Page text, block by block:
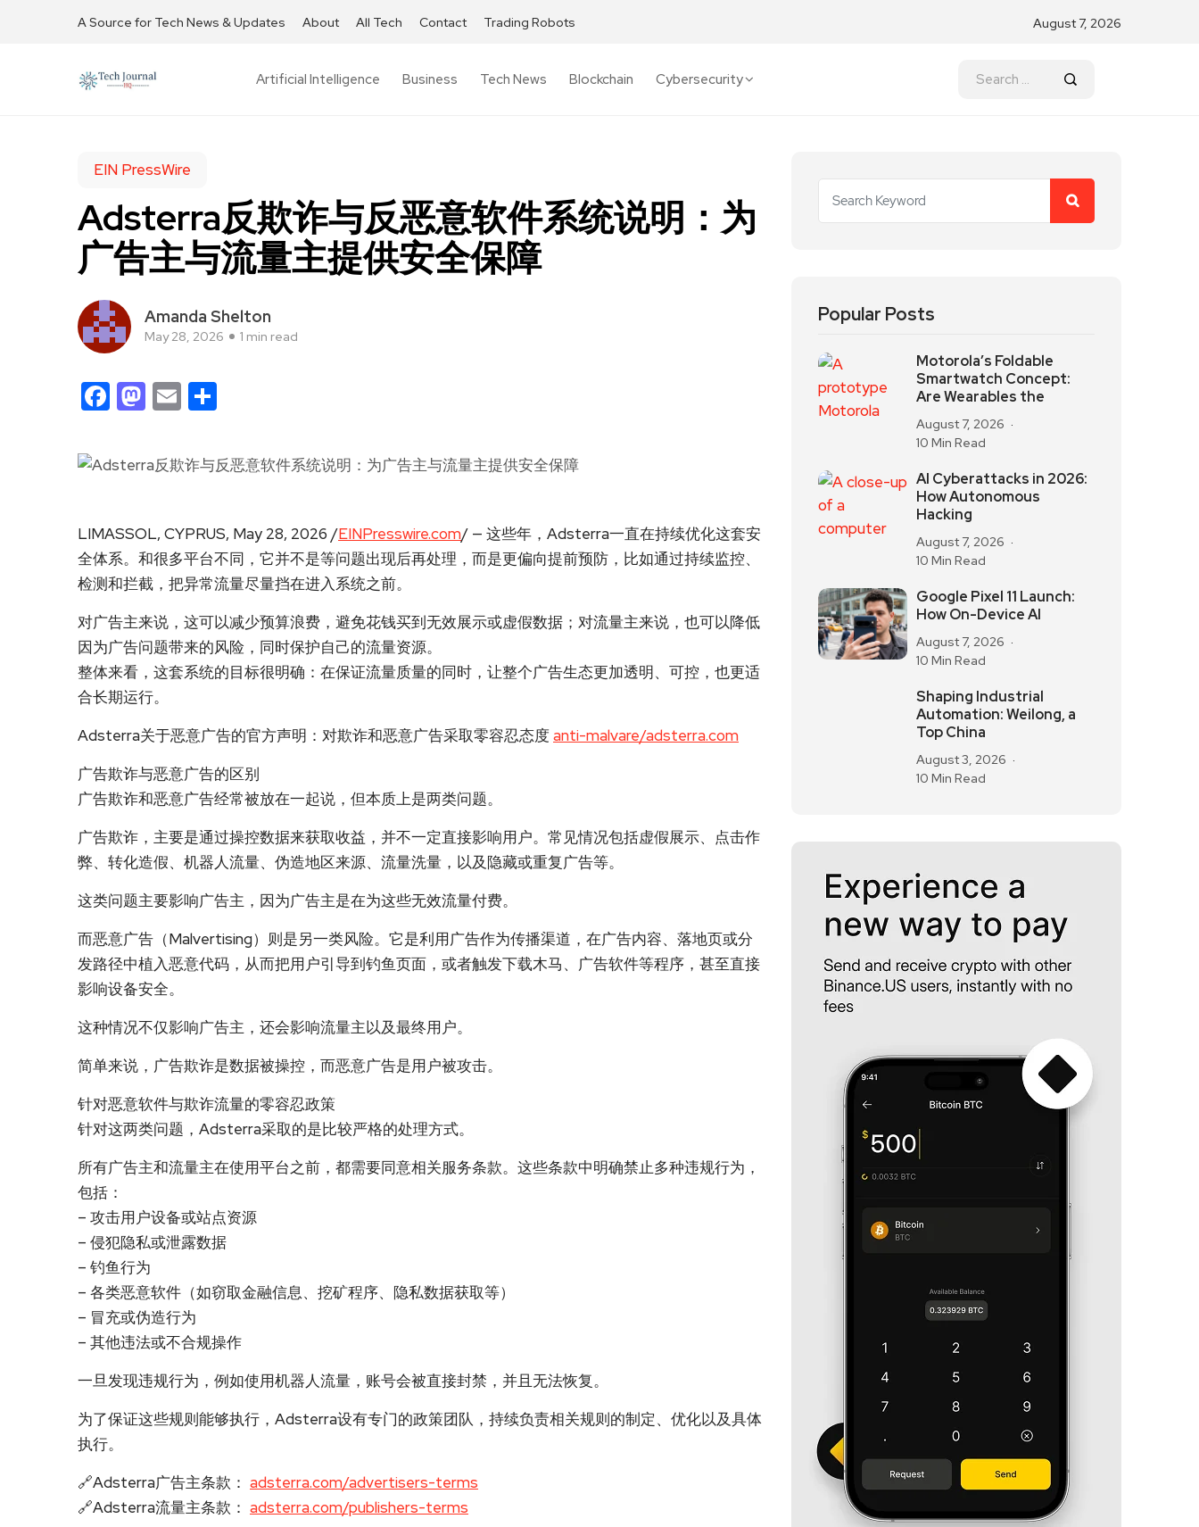
A Source for Tech News & Updates About All Tech Contact Trading Robots August 7, 2026
Artificial Intelligence Business Tech News Blockchain Cybersecurity
EIN PressWire
Adsterra反欺诈与反恶意软件系统说明：为
广告主与流量主提供安全保障
Amanda Shelton
May 28, 2026 1 min read
Facebook
Mastodon
Email
LIMASSOL, CYPRUS, May 28, 2026 /EINPresswire.com/ — 这些年，Adsterra一直在持续优化这套安
全体系。和很多平台不同，它并不是等问题出现后再处理，而是更偏向提前预防，比如通过持续监控、
检测和拦截，把异常流量尽量挡在进入系统之前。
对广告主来说，这可以减少预算浪费，避免花钱买到无效展示或虚假数据；对流量主来说，也可以降低
因为广告问题带来的风险，同时保护自己的流量资源。
整体来看，这套系统的目标很明确：在保证流量质量的同时，让整个广告生态更加透明、可控，也更适
合长期运行。
Adsterra关于恶意广告的官方声明：对欺诈和恶意广告采取零容忍态度anti-malvare/adsterra.com
广告欺诈与恶意广告的区别
广告欺诈和恶意广告经常被放在一起说，但本质上是两类问题。
广告欺诈，主要是通过操控数据来获取收益，并不一定直接影响用户。常见情况包括虚假展示、点击作
弊、转化造假、机器人流量、伪造地区来源、流量洗量，以及隐藏或重复广告等。
这类问题主要影响广告主，因为广告主是在为这些无效流量付费。
而恶意广告（Malvertising）则是另一类风险。它是利用广告作为传播渠道，在广告内容、落地页或分
发路径中植入恶意代码，从而把用户引导到钓鱼页面，或者触发下载木马、广告软件等程序，甚至直接
影响设备安全。
这种情况不仅影响广告主，还会影响流量主以及最终用户。
简单来说，广告欺诈是数据被操控，而恶意广告是用户被攻击。
针对恶意软件与欺诈流量的零容忍政策
针对这两类问题，Adsterra采取的是比较严格的处理方式。
所有广告主和流量主在使用平台之前，都需要同意相关服务条款。这些条款中明确禁止多种违规行为，
包括：
– 攻击用户设备或站点资源
– 侵犯隐私或泄露数据
– 钓鱼行为
– 各类恶意软件（如窃取金融信息、挖矿程序、隐私数据获取等）
– 冒充或伪造行为
– 其他违法或不合规操作
一旦发现违规行为，例如使用机器人流量，账号会被直接封禁，并且无法恢复。
为了保证这些规则能够执行，Adsterra设有专门的政策团队，持续负责相关规则的制定、优化以及具体
执行。
🔗Adsterra广告主条款： adsterra.com/advertisers-terms
🔗Adsterra流量主条款： adsterra.com/publishers-terms
Popular Posts
Motorola’s Foldable
Smartwatch Concept:
Are Wearables the
August 7, 2026
10 Min Read
AI Cyberattacks in 2026:
How Autonomous
Hacking
August 7, 2026
10 Min Read
Google Pixel 11 Launch:
How On-Device AI
August 7, 2026
10 Min Read
Shaping Industrial
Automation: Weilong, a
Top China
August 3, 2026
10 Min Read